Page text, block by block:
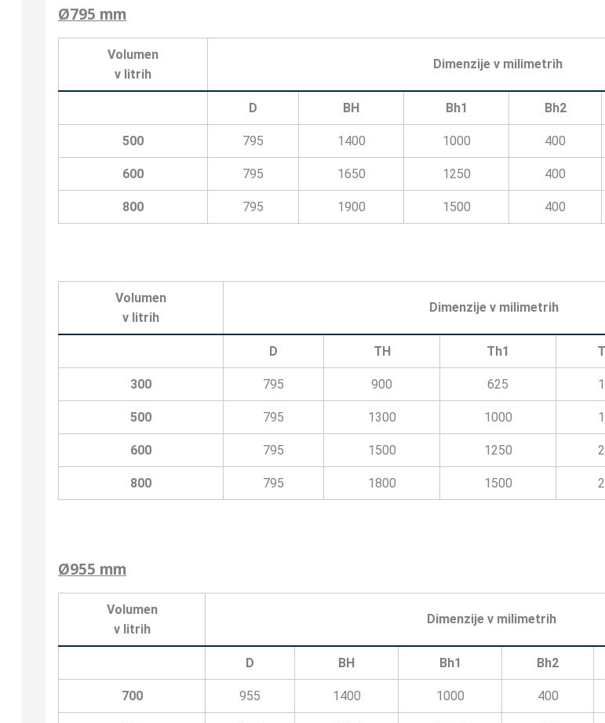
Ø795 mm
Volumen
v litrih
Dimenzije v milimetrih
D BH Bh1 Bh2
500 795 1400 1000 400
600 795 1650 1250 400
800 795 1900 1500 400
Volumen
v litrih
Dimenzije v milimetrih
D TH Th1
300 795 900 625
500 795 1300 1000
600 795 1500 1250
800 795 1800 1500
Ø955 mm
Volumen
v litrih
Dimenzije v milimetrih
D BH Bh1 Bh2
700 955 1400 1000 400